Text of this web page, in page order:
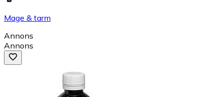
Mage & tarm
Annons
Annons